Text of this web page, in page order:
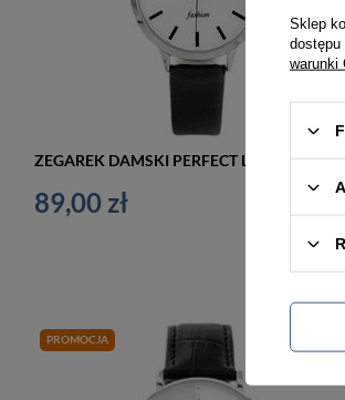
89,00 zł
PROMOCJA
Sklep
dostępu
warunki